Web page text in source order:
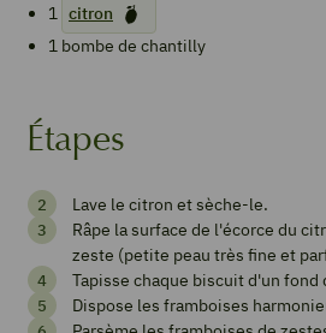
Étapes
Lave le citron et sèche-le.
Râpe la surface de l'écorce du citron pour récupérer le
zeste (petite peau très fine et
Tapisse chaque biscuit d'un
Dispose les framboises
1 citron
1 bombe de chantilly
tartelette
framboises
chantilly